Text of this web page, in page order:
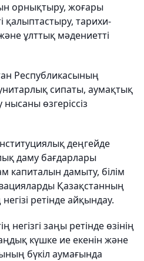
орнықтыру, жоғары
қалыптастыру, тарихи-
ұлттық мәдениетті
Республикасының
унитарлық сипаты, аумақтық
өзгеріссіз
деңгейде
даму бағдарлары
капиталын дамыту, білім
Қазақстанның
ретінде айқындау.
негізгі заңы ретінде өзінің
күшке ие екенін және
бүкіл аумағында